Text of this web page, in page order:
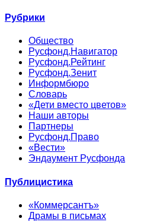
Рубрики
Общество
Русфонд.Навигатор
Русфонд.Рейтинг
Русфонд.Зенит
Информбюро
Словарь
«Дети вместо цветов»
Наши авторы
Партнеры
Русфонд.Право
«Вести»
Эндаумент Русфонда
Публицистика
«Коммерсантъ»
Драмы в письмах